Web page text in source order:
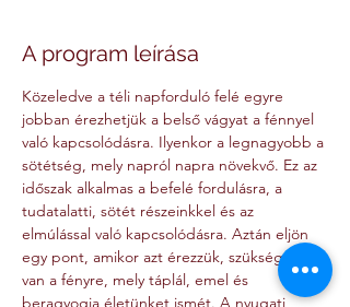
A program leírása
Közeledve a téli napforduló felé egyre
jobban érezhetjük a belső vágyat a fénnyel
való kapcsolódásra. Ilyenkor a legnagyobb a
sötétség, mely napról napra növekvő. Ez az
időszak alkalmas a befelé fordulásra, a
tudatalatti, sötét részeinkkel és az
elmúlással való kapcsolódásra. Aztán eljön
egy pont, amikor azt érezzük, szükségünk
van a fényre, mely táplál, emel és
beragyogja életünket ismét. A nyugati